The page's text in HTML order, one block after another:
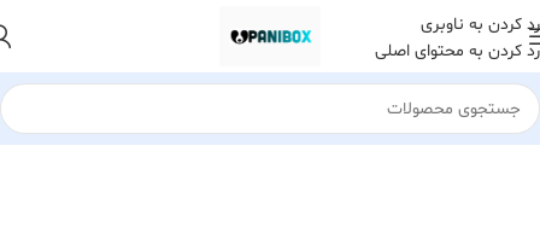
رد کردن به ناوبری
رد کردن به محتوای اصلی
خانه کالای دیجیتال لوازم جانبی لپ تاپ استند و پایه خنک کننده